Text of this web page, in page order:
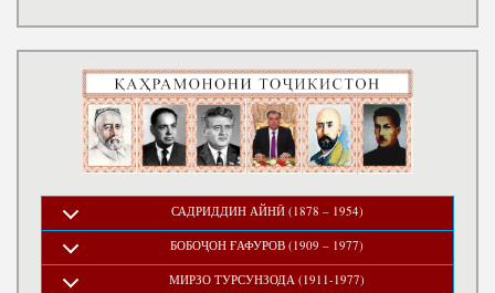
САДРИДДИН АЙНӢ (1878 – 1954)
БОБОҶОН ҒАФУРОВ (1909 – 1977)
МИРЗО ТУРСУНЗОДА (1911-1977)